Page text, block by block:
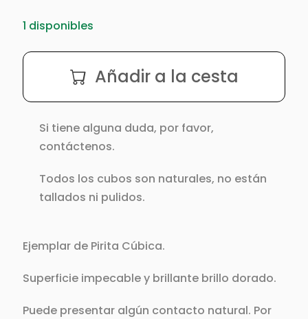
1 disponibles
Pirita
procedente
Mina
Ampliación
Victoria,
cantidad
Añadir a la cesta
Si tiene alguna duda, por favor,
contáctenos.
Todos los cubos son naturales, no están
tallados ni pulidos.
Ejemplar de Pirita Cúbica.
Superficie impecable y brillante brillo dorado.
Puede presentar algún contacto natural. Por